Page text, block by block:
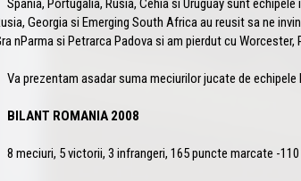
Spania, Portugalia, Rusia, Cehia si Uruguay sunt
Georgia si Emerging South Africa au reusit sa ne
nParma si Petrarca Padova si am pierdut cu Worcester,
Va prezentam asadar suma meciurilor jucate de echipele
BILANT ROMANIA 2008
8 meciuri, 5 victorii, 3 infrangeri, 165 puncte marcate -